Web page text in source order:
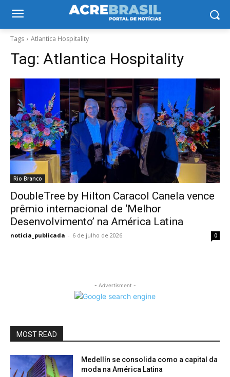
Tags Atlantica Hospitality
Tag: Atlantica Hospitality
Rio Branco
DoubleTree by Hilton Caracol Canela vence
prêmio internacional de ‘Melhor
Desenvolvimento’ na América Latina
noticia_publicada - 6 de julho de 2026 0
- Advertisment -
MOST READ
Medellín se consolida como a capital da
moda na América Latina